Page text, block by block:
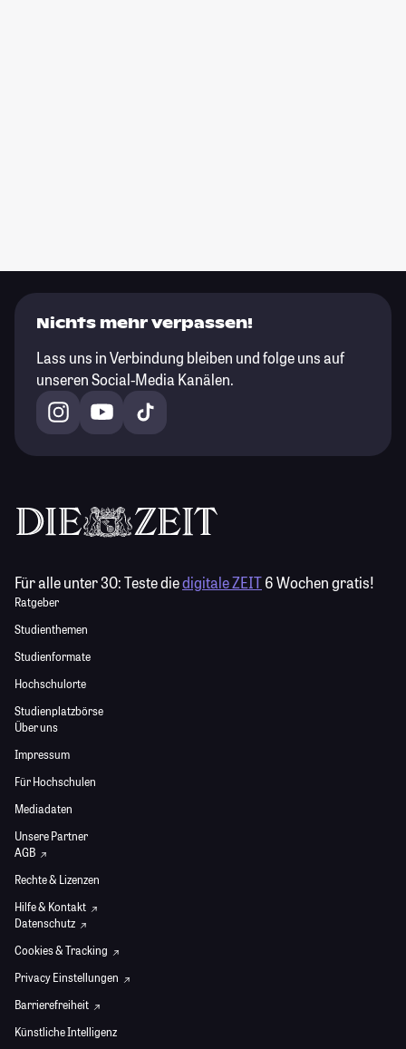
Nichts mehr verpassen!
Lass uns in Verbindung bleiben und folge uns auf
unseren Social-Media Kanälen.
Für alle unter 30:Teste diedigitale ZEIT6 Wochen gratis!
Ratgeber
Studienthemen
Studienformate
Hochschulorte
Studienplatzbörse
Über uns
Impressum
Für Hochschulen
Mediadaten
Unsere Partner
AGB
Rechte & Lizenzen
Hilfe & Kontakt
Datenschutz
Cookies & Tracking
Privacy Einstellungen
Barrierefreiheit
Künstliche Intelligenz